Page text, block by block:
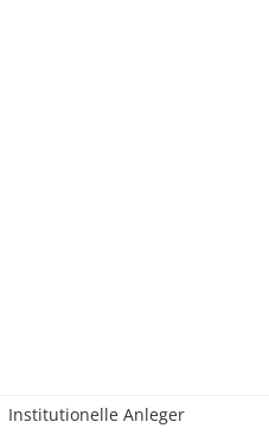
Institutionelle Anleger